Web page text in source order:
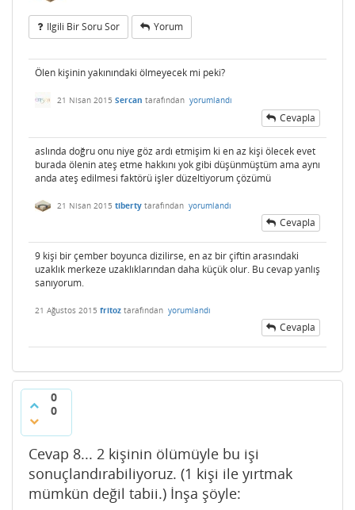
Ilgili Bir Soru Sor Yorum
Ölen kişinin yakınındaki ölmeyecek mi peki?
21 Nisan 2015 Sercan tarafından yorumlandı
Cevapla
aslında doğru onu niye göz ardı etmişim ki en az kişi ölecek evet
burada ölenin ateş etme hakkını yok gibi düşünmüştüm ama aynı
anda ateş edilmesi faktörü işler düzeltiyorum çözümü
21 Nisan 2015 tiberty tarafından yorumlandı
Cevapla
9 kişi bir çember boyunca dizilirse, en az bir çiftin arasındaki
uzaklık merkeze uzaklıklarından daha küçük olur. Bu cevap yanlış
sanıyorum.
21 Ağustos 2015 fritoz tarafından yorumlandı
Cevapla
0
0
Cevap 8... 2 kişinin ölümüyle bu işi
sonuçlandırabiliyoruz. (1 kişi ile yırtmak
mümkün değil tabii.) İnşa şöyle: